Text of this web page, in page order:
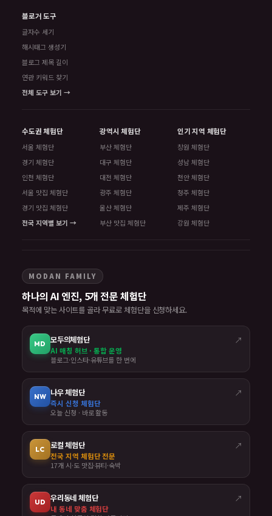
블로거 도구
글자수 세기
해시태그 생성기
블로그 제목 길이
연관 키워드 찾기
전체 도구 보기 →
수도권 체험단
서울 체험단
경기 체험단
인천 체험단
서울 맛집 체험단
경기 맛집 체험단
전국 지역별 보기 →
광역시 체험단
부산 체험단
대구 체험단
대전 체험단
광주 체험단
울산 체험단
부산 맛집 체험단
인기 지역 체험단
창원 체험단
성남 체험단
천안 체험단
청주 체험단
제주 체험단
강원 체험단
MODAN FAMILY
하나의 AI 엔진, 5개 전문 체험단
목적에 맞는 사이트를 골라 무료로 체험단을 신청하세요.
MD 모두의체험단 ↗
AI 매칭 허브 · 통합 운영
블로그·인스타·유튜브를 한 번에
NW 나우 체험단 ↗
즉시 신청 체험단
오늘 신청 · 바로 활동
LC 로컬 체험단 ↗
전국 지역 체험단 전문
17개 시·도 맛집·뷰티·숙박
UD 우리동네 체험단 ↗
내 동네 맞춤 체험단